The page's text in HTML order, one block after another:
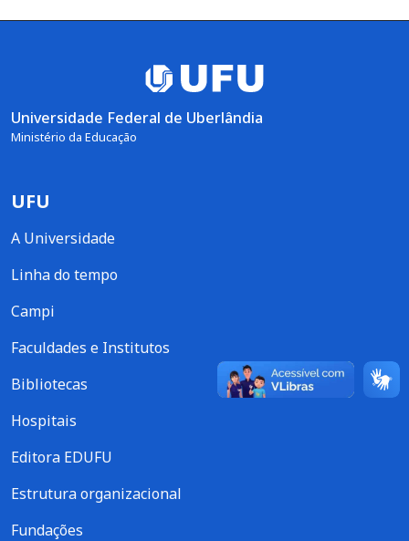
Universidade Federal de Uberlândia
Ministério da Educação
UFU
A Universidade
Linha do tempo
Campi
Faculdades e Institutos
Bibliotecas
Hospitais
Editora EDUFU
Estrutura organizacional
Fundações